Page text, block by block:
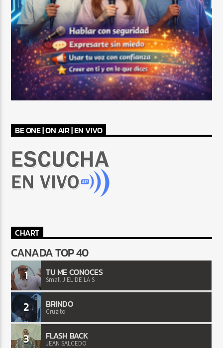
BE ONE | ON AIR | EN VIVO
CHART
CANADA TOP 40
1 TU ME CONOCES
Small J EL DE LA S
2 BRINDO
Cruzito
3 FLASH BACK
JEAN SALCEDO